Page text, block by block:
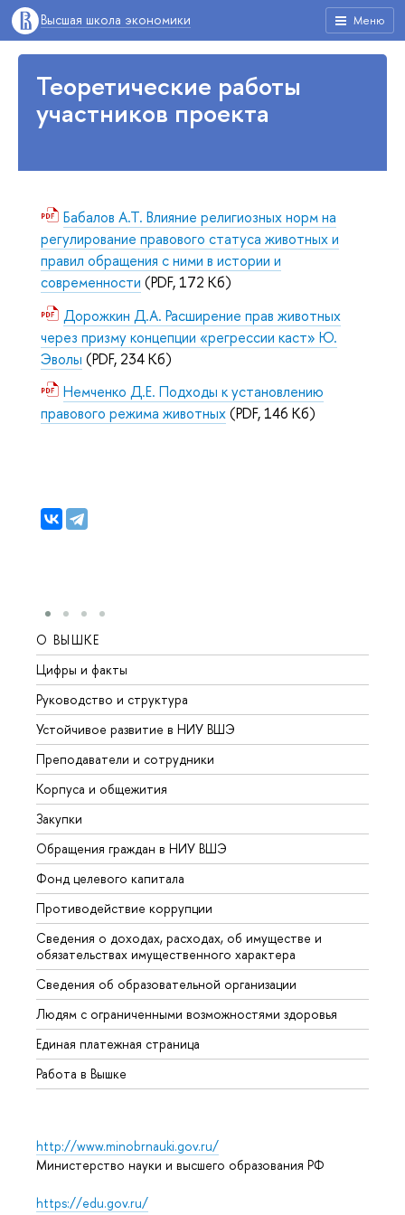
Меню
Высшая школа экономики
Теоретические работы
участников проекта
Бабалов А.Т. Влияние религиозных норм на
регулирование правового статуса животных и
правил обращения с ними в истории и
современности (PDF, 172 Кб)
Дорожкин Д.А. Расширение прав животных
через призму концепции «регрессии каст» Ю.
Эволы (PDF, 234 Кб)
Немченко Д.Е. Подходы к установлению
правового режима животных(PDF, 146 Кб)
О ВЫШКЕ
Цифры и факты
Руководство и структура
Устойчивое развитие в НИУ ВШЭ
Преподаватели и сотрудники
Корпуса и общежития
Закупки
Обращения граждан в НИУ ВШЭ
Фонд целевого капитала
Противодействие коррупции
Сведения о доходах, расходах, об имуществе и
обязательствах имущественного характера
Сведения об образовательной организации
Людям с ограниченными возможностями здоровья
Единая платежная страница
Работа в Вышке
http://www.minobrnauki.gov.ru/
Министерство науки и высшего образования РФ
https://edu.gov.ru/